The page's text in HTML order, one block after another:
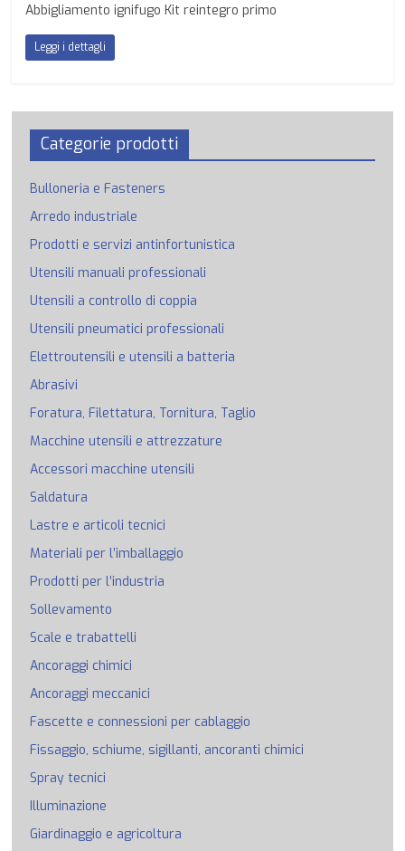
Abbigliamento ignifugo Kit reintegro primo
Leggi i dettagli
Categorie prodotti
Bulloneria e Fasteners
Arredo industriale
Prodotti e servizi antinfortunistica
Utensili manuali professionali
Utensili a controllo di coppia
Utensili pneumatici professionali
Elettroutensili e utensili a batteria
Abrasivi
Foratura, Filettatura, Tornitura, Taglio
Macchine utensili e attrezzature
Accessori macchine utensili
Saldatura
Lastre e articoli tecnici
Materiali per l’imballaggio
Prodotti per l’industria
Sollevamento
Scale e trabattelli
Ancoraggi chimici
Ancoraggi meccanici
Fascette e connessioni per cablaggio
Fissaggio, schiume, sigillanti, ancoranti chimici
Spray tecnici
Illuminazione
Giardinaggio e agricoltura